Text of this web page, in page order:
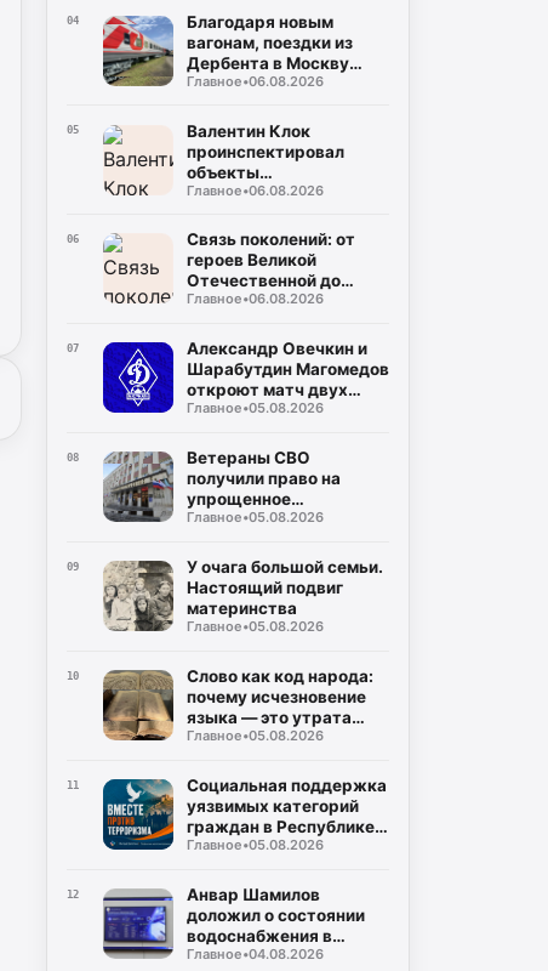
04
Благодаря новым
вагонам, поездки из
Дербента в Москву
станут комфортнее
Главное•06.08.2026
05
Валентин Клок
проинспектировал
объекты
водоснабжения в
Главное•06.08.2026
06
Связь поколений: от
героев Великой
Отечественной до
защитников СВО
Главное•06.08.2026
07
Александр Овечкин и
Шарабутдин Магомедов
откроют матч двух
«Динамо»
Главное•05.08.2026
08
Ветераны СВО
получили право на
упрощенное
заключение
Главное•05.08.2026
09
У очага большой семьи.
Настоящий подвиг
материнства
Главное•05.08.2026
10
Слово как код народа:
почему исчезновение
языка — это утрата
мира
Главное•05.08.2026
11
Социальная поддержка
уязвимых категорий
граждан в Республике
Дагестан
Главное•05.08.2026
12
Анвар Шамилов
доложил о состоянии
водоснабжения в
районах и городах
Главное•04.08.2026